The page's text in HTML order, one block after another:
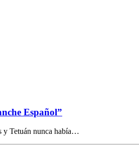
Español”
y Tetuán nunca había…